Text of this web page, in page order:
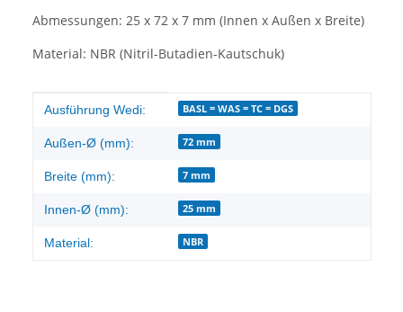
Abmessungen: 25 x 72 x 7 mm (Innen x Außen x Breite)
Material: NBR (Nitril-Butadien-Kautschuk)
Produkteigenschaft
Wert
Ausführung Wedi: BASL = WAS = TC = DGS
Außen-Ø (mm): 72 mm
Breite (mm): 7 mm
Innen-Ø (mm): 25 mm
Material: NBR